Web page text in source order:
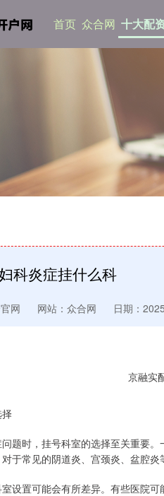
首页 众合网 十大配
科炎症挂什么科
网 网站：众合网 日期：
题时，挂号科室的选择至关重要
于常见的阴道炎、宫颈炎、盆腔
设置可能会有所差异。有些医院